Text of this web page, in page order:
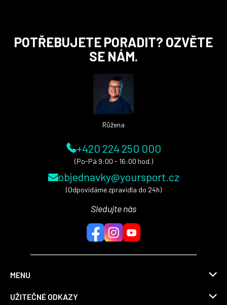
POTŘEBUJETE PORADIT? OZVĚTE
SE NÁM.
Růžena
+420 224 250 000
(Po-Pá 9:00 - 16:00 hod.)
objednavky@yoursport.cz
(Odpovídáme zpravidla do 24h)
Sledujte nás
MENU
UŽITEČNÉ ODKAZY